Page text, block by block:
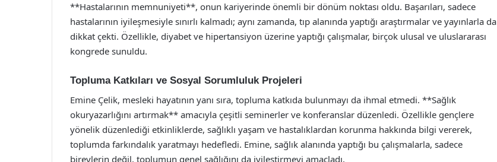
**Hastalarının memnuniyeti**, onun kariyerinde önemli bir dönüm noktası oldu. Başarıları, sadece
hastalarının iyileşmesiyle sınırlı kalmadı; aynı zamanda, tıp alanında yaptığı araştırmalar ve yayınlarla da
dikkat çekti. Özellikle, diyabet ve hipertansiyon üzerine yaptığı çalışmalar, birçok ulusal ve uluslararası
kongrede sunuldu.
Topluma Katkıları ve Sosyal Sorumluluk Projeleri
Emine Çelik, mesleki hayatının yanı sıra, topluma katkıda bulunmayı da ihmal etmedi. **Sağlık
okuryazarlığını artırmak** amacıyla çeşitli seminerler ve konferanslar düzenledi. Özellikle gençlere
yönelik düzenlediği etkinliklerde, sağlıklı yaşam ve hastalıklardan korunma hakkında bilgi vererek,
toplumda farkındalık yaratmayı hedefledi. Emine, sağlık alanında yaptığı bu çalışmalarla, sadece
bireylerin değil, toplumun genel sağlığını da iyileştirmeyi amaçladı.